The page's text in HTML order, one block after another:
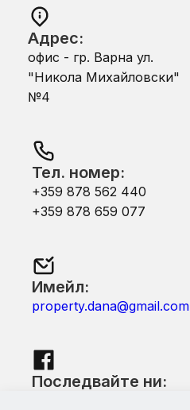
Адрес:
офис - гр. Варна ул.
"Никола Михайловски"
№4
Тел. номер:
+359 878 562 440
+359 878 659 077
Имейл:
property.dana@gmail.com
Последвайте ни: